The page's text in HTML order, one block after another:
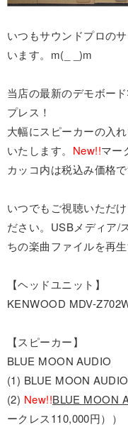
いつもサウンドプロの
います。m(_ _)m
当店の最新のデモボー
プレス！
大幅にスピーカーの入
いたします。 New!!マー
カッコ内は税込み価格で
いつでもご視聴いただ
ださい。USBメディア/
ちの楽曲ファイルを再
【ヘッドユニット】
KENWOOD MDV-
【スピーカー】
BLUE MOON AUDIO
(1) BLUE MOON
(2) New!!BLUE MOON
ークレス110,000円））